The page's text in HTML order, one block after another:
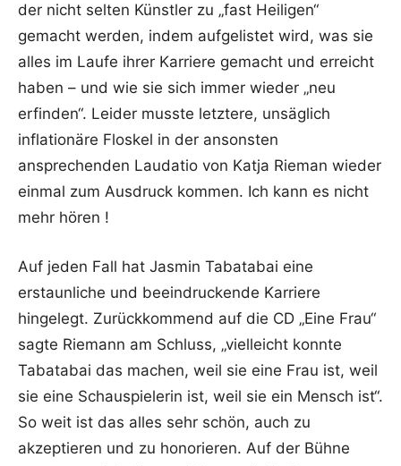
der nicht selten Künstler zu „fast Heiligen“
gemacht werden, indem aufgelistet wird, was sie
alles im Laufe ihrer Karriere gemacht und erreicht
haben – und wie sie sich immer wieder „neu
erfinden“. Leider musste letztere, unsäglich
inflationäre Floskel in der ansonsten
ansprechenden Laudatio von Katja Rieman wieder
einmal zum Ausdruck kommen. Ich kann es nicht
mehr hören !
Auf jeden Fall hat Jasmin Tabatabai eine
erstaunliche und beeindruckende Karriere
hingelegt. Zurückkommend auf die CD „Eine Frau“
sagte Riemann am Schluss, „vielleicht konnte
Tabatabai das machen, weil sie eine Frau ist, weil
sie eine Schauspielerin ist, weil sie ein Mensch ist“.
So weit ist das alles sehr schön, auch zu
akzeptieren und zu honorieren. Auf der Bühne